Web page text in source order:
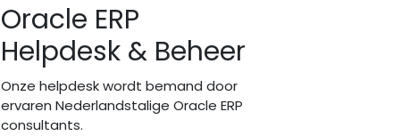
Oracle ERP
Helpdesk & Beheer
Onze helpdesk wordt bemand door
ervaren Nederlandstalige Oracle ERP
consultants.